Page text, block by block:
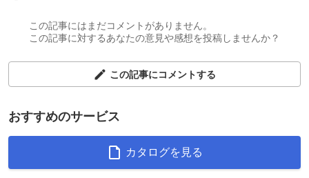
この記事にはまだコメントがありません。
この記事に対するあなたの意見や感想を投稿しませんか？
この記事にコメントする
おすすめのサービス
カタログを見る